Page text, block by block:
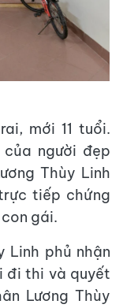
mới 11 tuổi.
người đẹp
Thùy Linh
tiếp chứng
gái.
Linh phủ nhận
đi thi và quyết
Lương Thùy